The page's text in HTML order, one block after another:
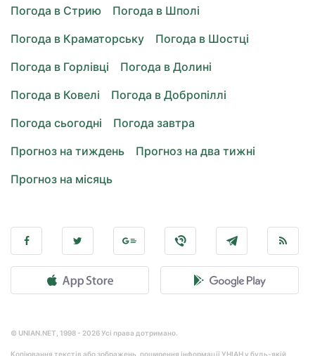
Погода в Стрию
Погода в Шполі
Погода в Краматорську
Погода в Шостці
Погода в Горлівці
Погода в Долині
Погода в Ковелі
Погода в Добропіллі
Погода сьогодні
Погода завтра
Прогноз на тиждень
Прогноз на два тижні
Прогноз на місяць
© UNIAN.NET, 1998 - 2026 Усі права дотримано.
Копіювання текстів або зображень, поширення інформації УНІАН у будь-якій